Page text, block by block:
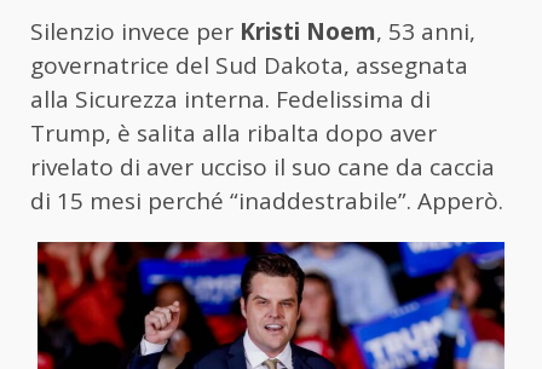
Silenzio invece per Kristi Noem, 53 anni,
governatrice del Sud Dakota, assegnata
alla Sicurezza interna. Fedelissima di
Trump, è salita alla ribalta dopo aver
rivelato di aver ucciso il suo cane da caccia
di 15 mesi perché “inaddestrabile”. Apperò.